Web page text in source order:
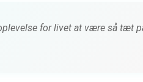
for livet at være så tæt